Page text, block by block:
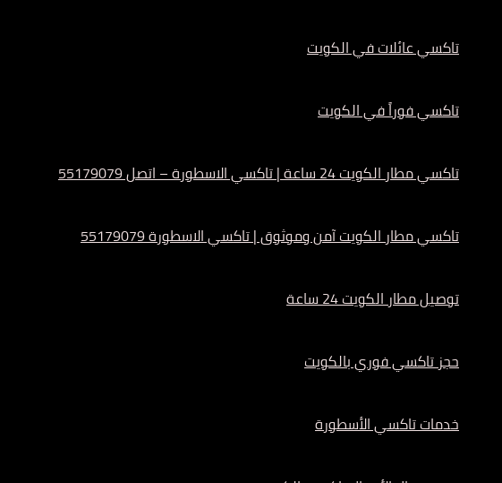
تاكسي عائلات في الكويت
تاكسي فوراً في الكويت
تاكسي مطار الكويت 24 ساعة | تاكسي الاسطورة – اتصل 55179079
تاكسي مطار الكويت آمن وموثوق | تاكسي الاسطورة 55179079
توصيل مطار الكويت 24 ساعة
حجز تاكسي فوري بالكويت
خدمات تاكسي الأسطورة